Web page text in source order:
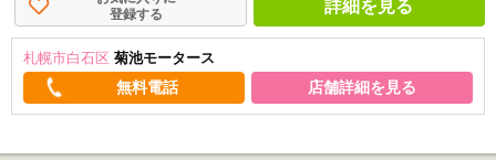
登録する
詳細を見る
札幌市白石区 菊池モータース
店舗詳細を見る